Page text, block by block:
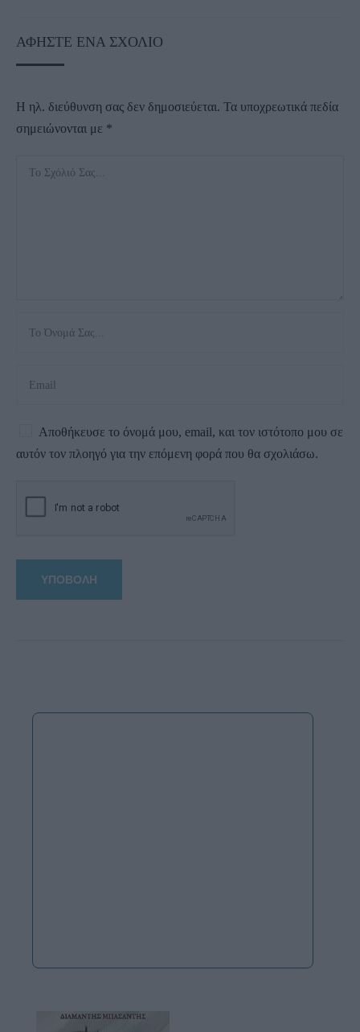
ΑΦΉΣΤΕ ΈΝΑ ΣΧΌΛΙΟ
Η ηλ. διεύθυνση σας δεν δημοσιεύεται. Τα υποχρεωτικά πεδία
σημειώνονται με *
Αποθήκευσε το όνομά μου, email, και τον ιστότοπο μου σε
αυτόν τον πλοηγό για την επόμενη φορά που θα σχολιάσω.